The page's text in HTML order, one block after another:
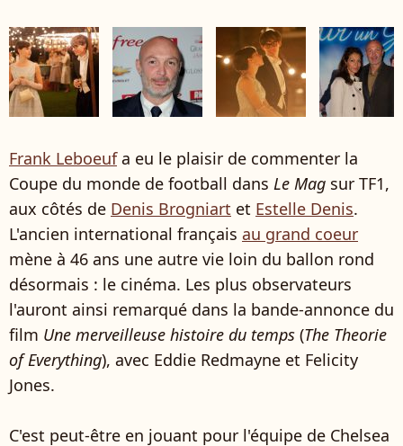
Frank Leboeufa eu le plaisir de commenter la
Coupe du monde de football dans Le Mag sur TF1,
aux côtés de Denis Brogniart et Estelle Denis.
L'ancien international français au grand coeur
mène à 46 ans une autre vie loin du ballon rond
désormais : le cinéma. Les plus observateurs
l'auront ainsi remarqué dans la bande-annonce du
film Une merveilleuse histoire du temps (The Theorie
of Everything), avec Eddie Redmayne et Felicity
Jones.
C'est peut-être en jouant pour l'équipe de Chelsea